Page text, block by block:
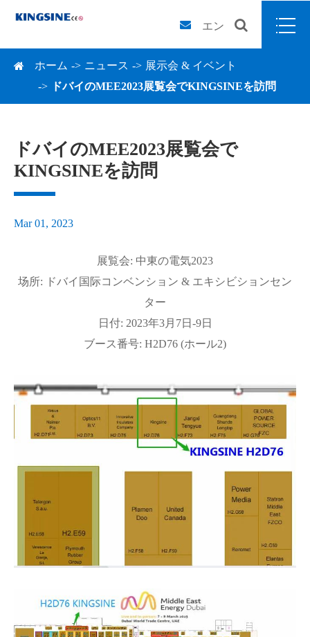
エン
ホーム ニュース
展示会 & イベント
ドバイのMEE2023展覧会でKINGSINEを訪問
ドバイのMEE2023展覧会で
KINGSINEを訪問
Mar 01, 2023
展覧会: 中東の電気2023
场所: ドバイ国际コンベンション & エキシビションセン
ター
日付: 2023年3月7日-9日
ブース番号: H2D76 (ホール2)